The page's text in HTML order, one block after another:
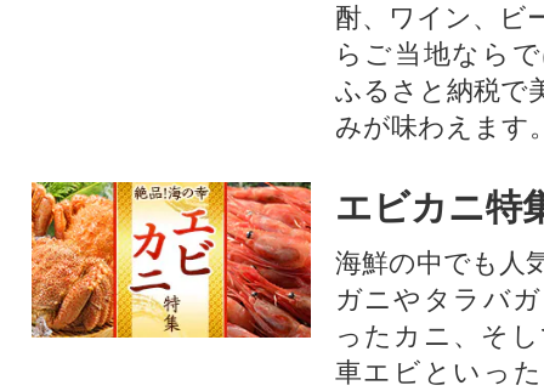
酎、ワイン、ビ
らご当地なら
ふるさと納税で
みが味わえます
エビカニ特
海鮮の中でも人
ガニやタラバ
ったカニ、そ
車エビといっ